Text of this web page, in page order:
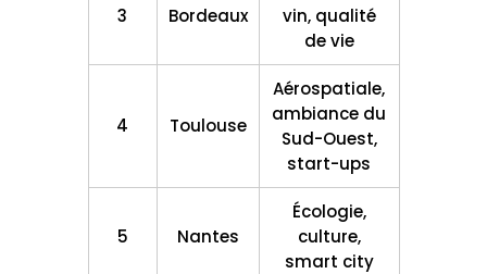
3 Bordeaux
vin, qualité
de vie
4 Toulouse
Aérospatiale,
ambiance du
Sud-Ouest,
start-ups
5 Nantes
Écologie,
culture,
smart city